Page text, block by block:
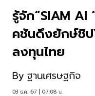
รู้จัก“SIAM AI
คชันดึงยักษ์ชิป
ลงทุนไทย
By ฐานเศรษฐกิจ
03 ธ.ค. 67 | 07:08 น.